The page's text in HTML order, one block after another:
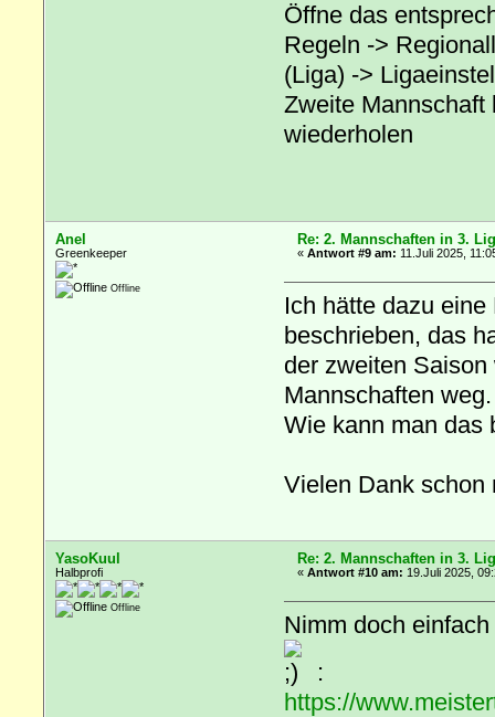
Öffne das
Regeln ->
(Liga) ->
Zweite Mannschaft
wiederholen
Anel
Greenkeeper
Offline
Re: 2. Mannschaften in 3.
«Antwort #9 am: 11.Juli 2025,
Ich hätte dazu
beschrieben, das
der zweiten
Mannschaften weg.
Wie kann man das
Vielen Dank schon
YasoKuul
Halbprofi
Offline
Re: 2. Mannschaften in 3.
«Antwort #10 am: 19.Juli 2025,
Nimm doch
:
https://